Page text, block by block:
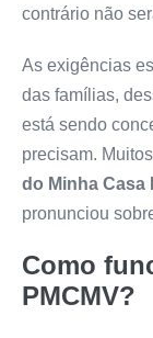
contrário não
As exigências
das famílias,
está sendo
precisam.
do Minha Casa
pronunciou
Como
PMCMV?